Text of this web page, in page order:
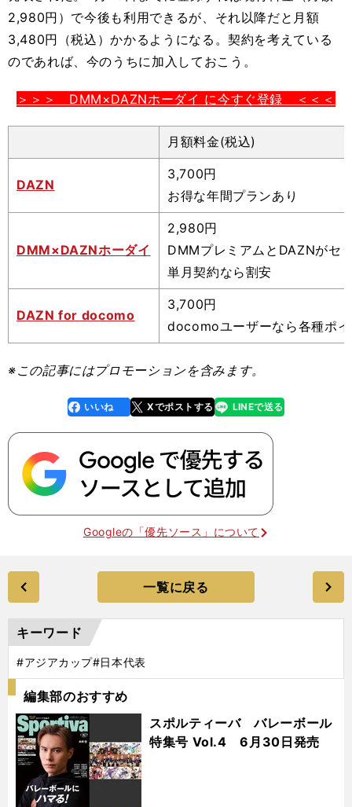
2,980円）で今後も利用できるが、それ以降だと月額
3,480円（税込）かかるようになる。契約を考えている
のであれば、今のうちに加入しておこう。
＞＞＞ DMM×DAZNホーダイ に今すぐ登録 ＜＜＜
月額料金(税込)
DAZN
3,700円
お得な年間プランあり
DMM×DAZNホーダイ
2,980円
DMMプレミアムとDAZNがセ
単月契約なら割安
DAZN for docomo
3,700円
docomoユーザーなら各種ポ
※この記事にはプロモーションを含みます。
faceboo
k
いいね Xでポストする
line LINEで送る
Googleの「優先ソース」について
一覧に戻る
キーワード
#アジアカップ#日本代表
編集部のおすすめ
スポルティーバ バレーボール
特集号 Vol.4 6月30日発売